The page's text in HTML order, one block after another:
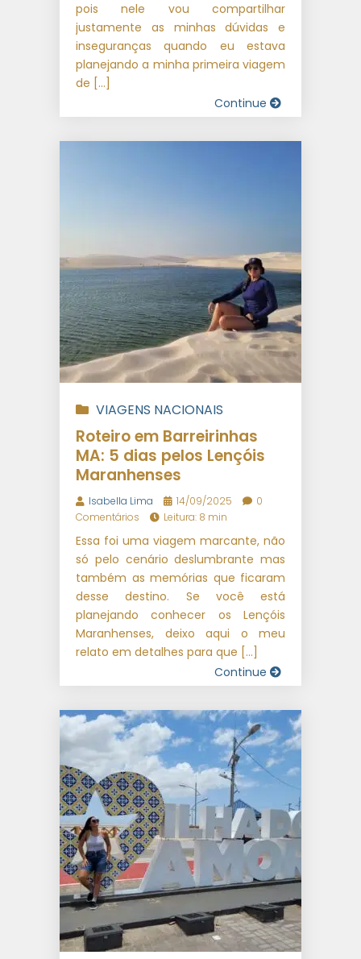
pois nele vou compartilhar
justamente as minhas dúvidas e
inseguranças quando eu estava
planejando a minha primeira viagem
de […]
Continue
VIAGENS NACIONAIS
Roteiro em Barreirinhas
MA: 5 dias pelos Lençóis
Maranhenses
Isabella Lima 14/09/2025
0
Comentários
Leitura: 8 min
Essa foi uma viagem marcante, não
só pelo cenário deslumbrante mas
também as memórias que ficaram
desse destino. Se você está
planejando conhecer os Lençóis
Maranhenses, deixo aqui o meu
relato em detalhes para que […]
Continue